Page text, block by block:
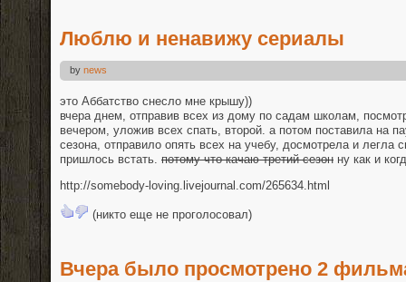
Люблю и ненавижу сериалы
by news
это Аббатство снесло мне крышу))
вчера днем, отправив всех из дому по садам школам,
вечером, уложив всех спать, второй. а потом поставила на
сезона, отправило опять всех на учебу, досмотрела и легла
пришлось встать. потому что качаю третий сезон ну как и
http://somebody-loving.livejournal.com/265634.html
(никто еще не проголосовал)
Вчера было просмотрено 2